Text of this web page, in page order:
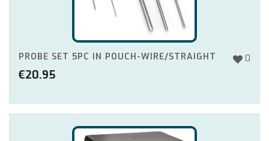
0
PROBE SET 5PC IN POUCH-WIRE/STRAIGHT
€20.95